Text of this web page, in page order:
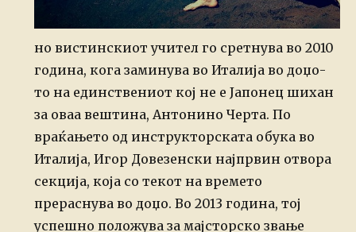
но вистинскиот учител го сретнува во 2010
година, кога заминува во Италија во доџо-
то на единствениот кој не е Јапонец шихан
за оваа вештина, Антонино Черта. По
враќањето од инструкторската обука во
Италија, Игор Довезенски најпрвин отвора
секција, која со текот на времето
прераснува во доџо. Во 2013 година, тој
успешно положува за мајсторско звање